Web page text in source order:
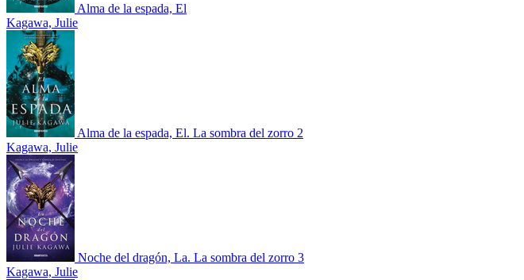
Alma de la espada, El
Kagawa, Julie
Alma de la espada, El. La sombra del zorro 2
Kagawa, Julie
Noche del dragón, La. La sombra del zorro 3
Kagawa, Julie